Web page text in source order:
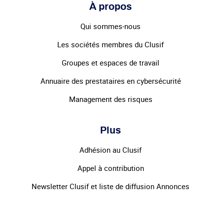
À propos
Qui sommes-nous
Les sociétés membres du Clusif
Groupes et espaces de travail
Annuaire des prestataires en cybersécurité
Management des risques
Plus
Adhésion au Clusif
Appel à contribution
Newsletter Clusif et liste de diffusion Annonces